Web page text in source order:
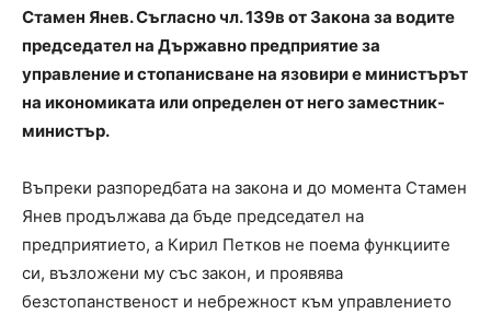
Стамен Янев. Съгласно чл. 139в от Закона за водите
председател на Държавно предприятие за
управление и стопанисване на язовири е министърът
на икономиката или определен от него заместник-
министър.
Въпреки разпоредбата на закона и до момента Стамен
Янев продължава да бъде председател на
предприятието, а Кирил Петков не поема функциите
си, възложени му със закон, и проявява
безстопанственост и небрежност към управлението